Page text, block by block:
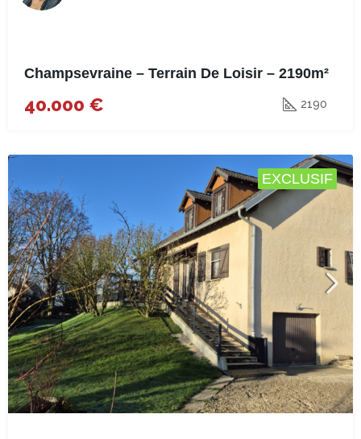
Champsevraine – Terrain De Loisir – 2190m²
40.000 € 2190
EXCLUSIF